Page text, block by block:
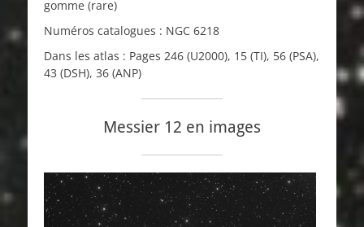
gomme (rare)
Numéros catalogues : NGC 6218
Dans les atlas : Pages 246 (U2000), 15 (TI), 56 (PSA),
43 (DSH), 36 (ANP)
Messier 12 en images